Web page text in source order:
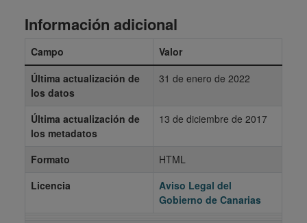
Información adicional
Campo
Valor
Última actualización de
los datos
31 de enero de 2022
Última actualización de
los metadatos
13 de diciembre de 2017
Formato
HTML
Licencia
Aviso Legal del
Gobierno de Canarias